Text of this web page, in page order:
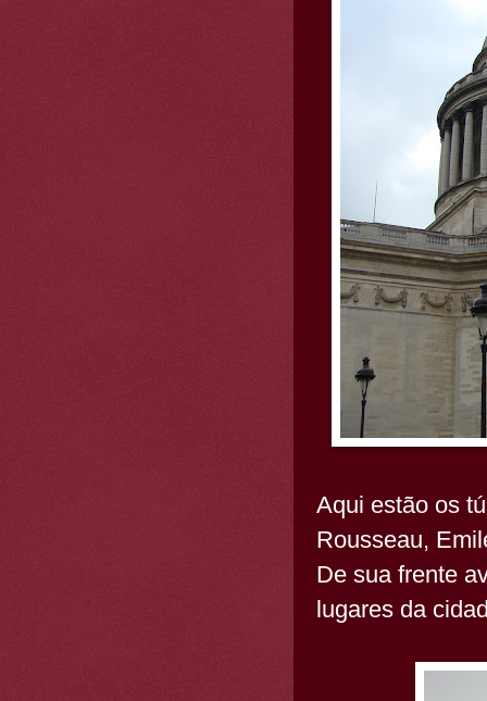
Aqui estão os
Rousseau,
De sua frente
lugares da